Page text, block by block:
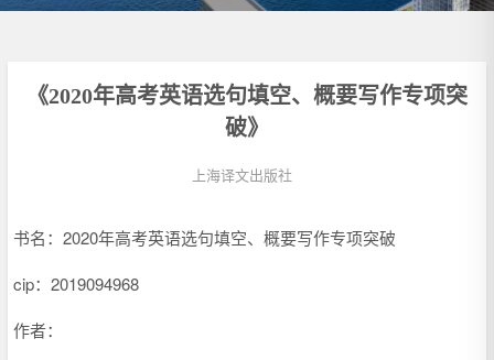
《2020年高考英语选句填空、概要写作专项突
破》
上海译文出版社
书名：2020年高考英语选句填空、概要写作专项突破
cip： 2019094968
作者：